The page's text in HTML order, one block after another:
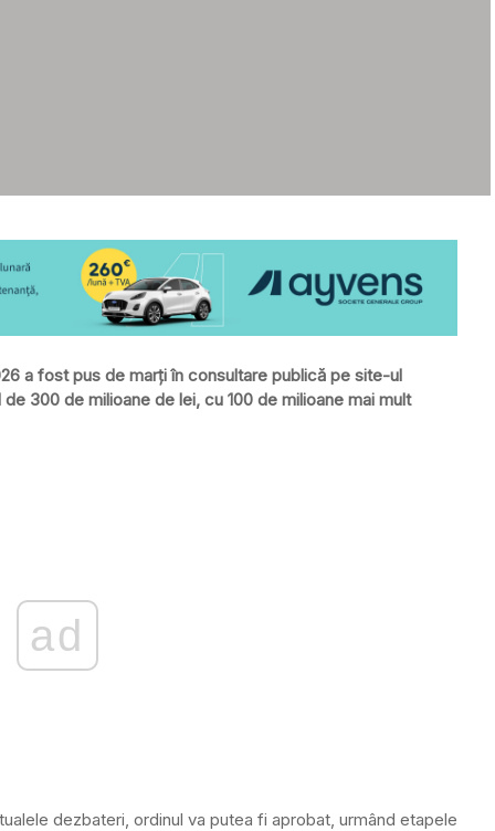
a fost pus de marți în consultare publică pe site-ul
300 de milioane de lei, cu 100 de milioane mai mult
ad
dezbateri, ordinul va putea fi aprobat, urmând etapele